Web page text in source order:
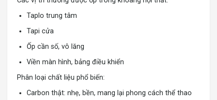
Taplo trung tâm
Tapi cửa
Ốp cần số, vô lăng
Viền màn hình, bảng điều khiển
Phân loại chất liệu phổ biến:
Carbon thật: nhẹ, bền, mang lại phong cách thể thao